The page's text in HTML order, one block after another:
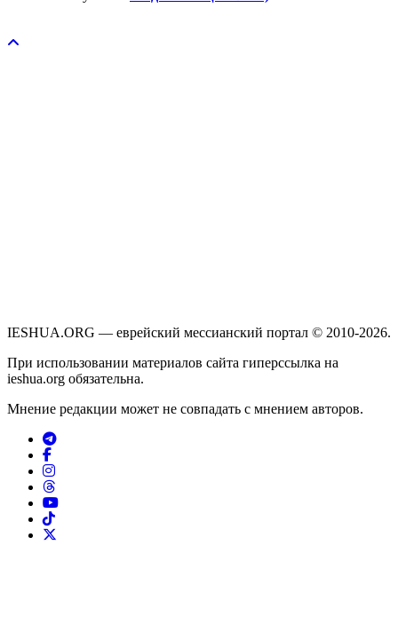
IESHUA.ORG — еврейский мессианский портал © 2010-2026.
При использовании материалов сайта гиперссылка на
ieshua.org обязательна.
Мнение редакции может не совпадать с мнением авторов.